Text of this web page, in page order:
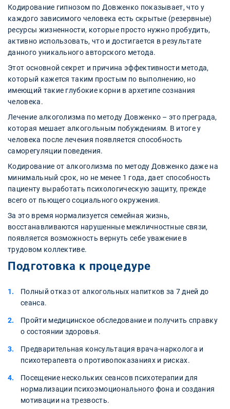
Кодирование гипнозом по Довженко показывает, что у
каждого зависимого человека есть скрытые (резервные)
ресурсы жизненности, которые просто нужно пробудить,
активно использовать, что и достигается в результате
данного уникального авторского метода.
Этот основной секрет и причина эффективности метода,
который кажется таким простым по выполнению, но
имеющий такие глубокие корни в архетипе сознания
человека.
Лечение алкоголизма по методу Довженко – это преграда,
которая мешает алкогольным побуждениям. В итоге у
человека после лечения появляется способность
саморегуляции поведения.
Кодирование от алкоголизма по методу Довженко даже на
минимальный срок, но не менее 1 года, дает способность
пациенту выработать психологическую защиту, прежде
всего от пьющего социального окружения.
За это время нормализуется семейная жизнь,
восстанавливаются нарушенные межличностные связи,
появляется возможность вернуть себе уважение в
трудовом коллективе.
Подготовка к процедуре
Полный отказ от алкогольных напитков за 7 дней до
сеанса.
Пройти медицинское обследование и получить справку
о состоянии здоровья.
Предварительная консультация врача-нарколога и
психотерапевта о противопоказаниях и рисках.
Посещение нескольких сеансов психотерапии для
нормализации психоэмоционального фона и создания
мотивации на трезвость.